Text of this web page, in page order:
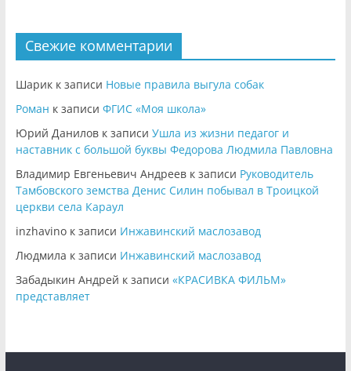
Свежие комментарии
Шарикк записи Новые правила выгула собак
Роман к записи ФГИС «Моя школа»
Юрий Даниловк записи Ушла из жизни педагог и
наставник с большой буквы Федорова Людмила Павловна
Владимир Евгеньевич Андреевк записи Руководитель
Тамбовского земства Денис Силин побывал в Троицкой
церкви села Караул
inzhavinoк записи Инжавинский маслозавод
Людмила к записи Инжавинский маслозавод
Забадыкин Андрей к записи «КРАСИВКА ФИЛЬМ»
представляет